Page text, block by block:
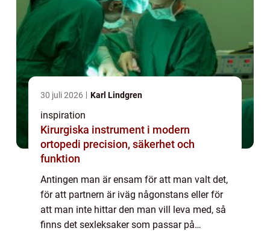
30 juli 2026 Karl Lindgren
inspiration
Kirurgiska instrument i modern
ortopedi precision, säkerhet och
funktion
Antingen man är ensam för att man valt det,
för att partnern är iväg någonstans eller för
att man inte hittar den man vill leva med, så
finns det sexleksaker som passar på